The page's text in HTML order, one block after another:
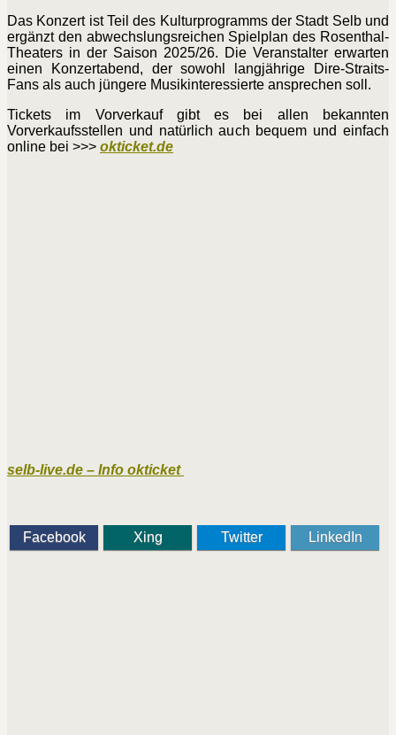
Das Konzert ist Teil des Kulturprogramms der Stadt Selb und
ergänzt den abwechslungsreichen Spielplan des Rosenthal-
Theaters in der Saison 2025/26. Die Veranstalter erwarten
einen Konzertabend, der sowohl langjährige Dire-Straits-
Fans als auch jüngere Musikinteressierte ansprechen soll.
Tickets im Vorverkauf gibt es bei allen bekannten
Vorverkaufsstellen und natürlich auch bequem und einfach
online bei >>> okticket.de
selb-live.de – Info okticket
Facebook Xing Twitter LinkedIn